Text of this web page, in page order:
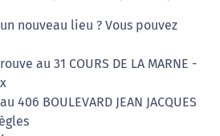
nouveau lieu ? Vous pouvez
au 31 COURS DE LA MARNE -
406 BOULEVARD JEAN JACQUES